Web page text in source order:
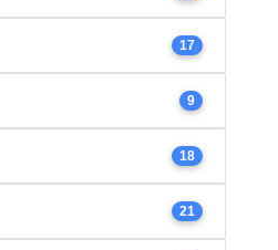
17
9
18
21